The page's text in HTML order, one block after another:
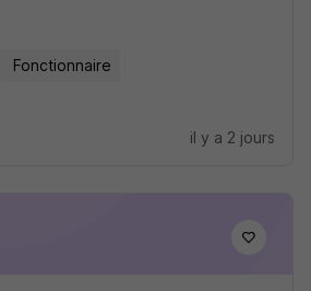
Fonctionnaire
il y a 2 jours